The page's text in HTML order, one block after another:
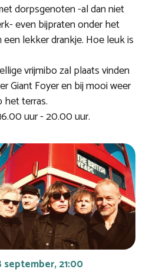
dorpsgenoten -al dan niet
even bijpraten onder het
lekker drankje. Hoe leuk is
vrijmibo zal plaats vinden
Giant Foyer en bij mooi weer
terras.
uur - 20.00 uur.
september, 21:00